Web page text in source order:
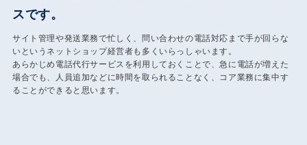
スです。
サイト管理や発送業務で忙しく、問い合わせの電話対応まで手が回らな
いというネットショップ経営者も多くいらっしゃいます。
あらかじめ電話代行サービスを利用しておくことで、急に電話が増えた
場合でも、人員追加などに時間を取られることなく、コア業務に集中す
ることができると思います。